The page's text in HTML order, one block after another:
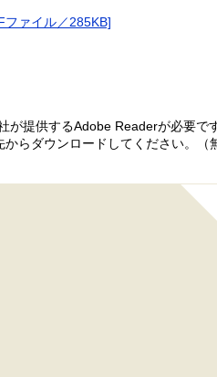
ァイル／285KB]
提供するAdobe Readerが必要です
らダウンロードしてください。（